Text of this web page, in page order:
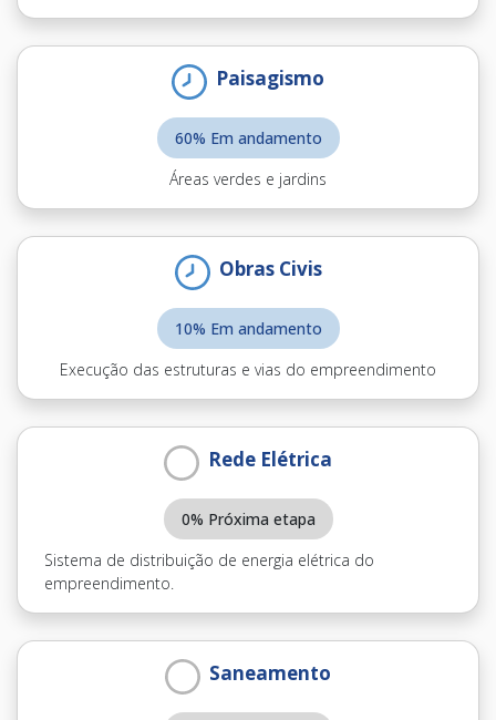
Paisagismo
60% Em andamento
Áreas verdes e jardins
Obras Civis
10% Em andamento
Execução das estruturas e vias do empreendimento
Rede Elétrica
0% Próxima etapa
Sistema de distribuição de energia elétrica do
empreendimento.
Saneamento